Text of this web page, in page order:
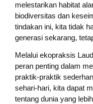
melestarikan habitat
biodiversitas dan
tindakan ini, kita tidak
generasi sekarang,
Melalui ekopraksis
peran penting dalam
praktik-praktik
sehari-hari, kita dapat
tentang dunia yang